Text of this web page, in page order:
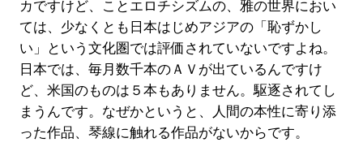
カですけど、ことエロチシズムの、雅の世界におい
ては、少なくとも日本はじめアジアの「恥ずかし
い」という文化圏では評価されていないですよね。
日本では、毎月数千本のＡＶが出ているんですけ
ど、米国のものは５本もありません。駆逐されてし
まうんです。なぜかというと、人間の本性に寄り添
った作品、琴線に触れる作品がないからです。